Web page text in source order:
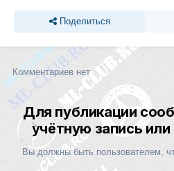
Поделиться
Комментариев нет
Для публикации
учётную запись
Вы должны быть пользователем,